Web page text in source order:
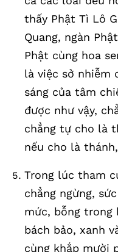
thấy Phật Tì Lô
Quang, ngàn
Phật cùng hoa
là việc sở nhiễm
sáng của tâm
được như vậy,
chẳng tự cho là
nếu cho là
Trong lúc tham
chẳng ngừng,
mức, bỗng trong
bách bảo, xanh
cùng khắp mười